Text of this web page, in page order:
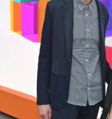
（Anthea M. Hartig）在
义意识形态”。
根据这一行政令，新的指
馆现有展览“应予以改造”
题为《拯救美国的故事：
史博物馆如何因意识形态
产》的报告。指示牌还将
于美国历史准确信息的地